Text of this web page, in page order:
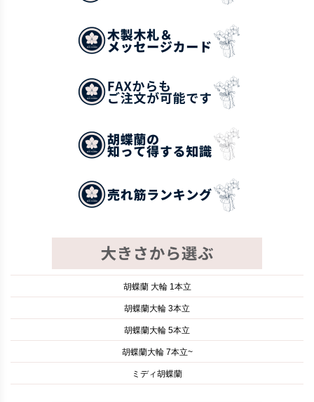
胡蝶蘭 大輪 1本立
胡蝶蘭大輪 3本立
胡蝶蘭大輪 5本立
胡蝶蘭大輪 7本立~
ミディ胡蝶蘭